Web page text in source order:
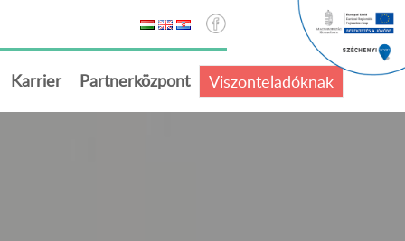
Karrier Partnerközpont Viszonteladóknak